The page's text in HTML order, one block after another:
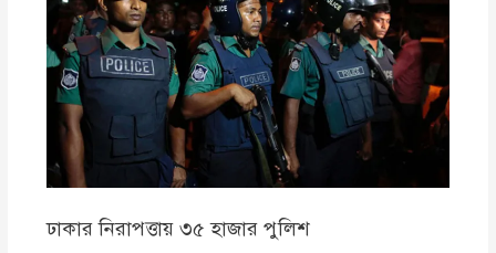
ঢাকার নিরাপত্তায় ৩৫ হাজার পুলিশ